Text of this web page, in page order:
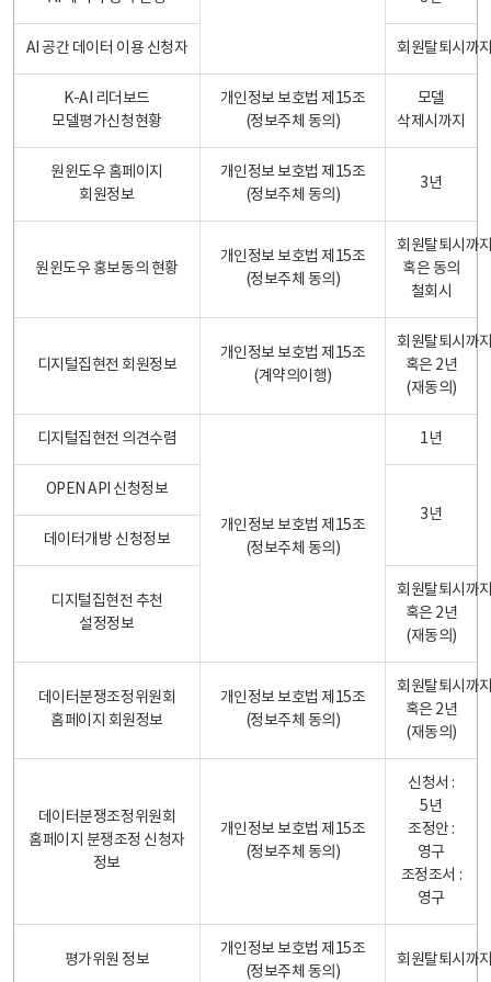
AI 공간 데이터 이용 신청자 회원탈퇴시까
K-AI 리더보드
모델평가신청현황
개인정보 보호법 제15조
(정보주체 동의)
모델
삭제시까지
원윈도우 홈페이지
회원정보
개인정보 보호법 제15조
(정보주체 동의)
3년
원윈도우 홍보동의 현황
개인정보 보호법 제15조
(정보주체 동의)
회원탈퇴시까
혹은 동의
철회시
디지털집현전 회원정보
개인정보 보호법 제15조
(계약의이행)
회원탈퇴시까
혹은 2년
(재동의)
디지털집현전 의견수렴
개인정보 보호법 제15조
(정보주체 동의)
1년
OPEN API 신청정보
3년
데이터개방 신청정보
디지털집현전 추천
설정정보
회원탈퇴시까
혹은 2년
(재동의)
데이터분쟁조정위원회
홈페이지 회원정보
개인정보 보호법 제15조
(정보주체 동의)
회원탈퇴시까
혹은 2년
(재동의)
데이터분쟁조정위원회
홈페이지 분쟁조정 신청자
정보
개인정보 보호법 제15조
(정보주체 동의)
신청서 :
5년
조정안 :
영구
조정조서 :
영구
평가위원 정보
개인정보 보호법 제15조
(정보주체 동의)
회원탈퇴시까